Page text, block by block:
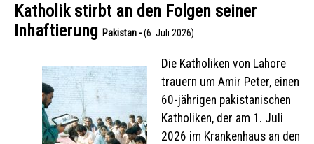
Katholik stirbt an den Folgen seiner
Inhaftierung Pakistan -(6. Juli 2026)
Die Katholiken von Lahore
trauern um Amir Peter, einen
60-jährigen pakistanischen
Katholiken, der am 1. Juli
2026 im Krankenhaus an den